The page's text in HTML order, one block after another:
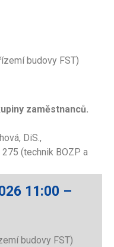
budovy FST)
zaměstnanců.
DiS.,
(technik BOZP a
11:00 –
budovy FST)